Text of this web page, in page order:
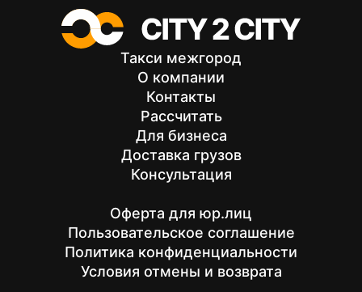
Такси межгород
О компании
Контакты
Рассчитать
Для бизнеса
Доставка грузов
Консультация
Оферта для юр.лиц
Пользовательское соглашение
Политика конфиденциальности
Условия отмены и возврата